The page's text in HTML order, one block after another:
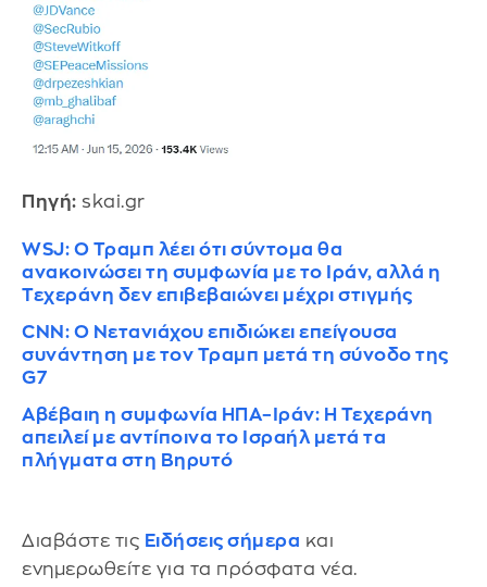
Πηγή: skai.gr
WSJ: Ο Τραμπ λέει ότι σύντομα θα
ανακοινώσει τη συμφωνία με το Ιράν, αλλά η
Τεχεράνη δεν επιβεβαιώνει μέχρι στιγμής
CNN: Ο Νετανιάχου επιδιώκει επείγουσα
συνάντηση με τον Τραμπ μετά τη σύνοδο της
G7
Αβέβαιη η συμφωνία ΗΠΑ–Ιράν: Η Τεχεράνη
απειλεί με αντίποινα το Ισραήλ μετά τα
πλήγματα στη Βηρυτό
Διαβάστε τις Ειδήσεις σήμερα και
ενημερωθείτε για τα πρόσφατα νέα.